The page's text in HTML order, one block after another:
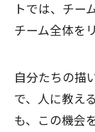
トでは、チー
チーム全体を
自分たちの描
で、人に教え
も、この機会